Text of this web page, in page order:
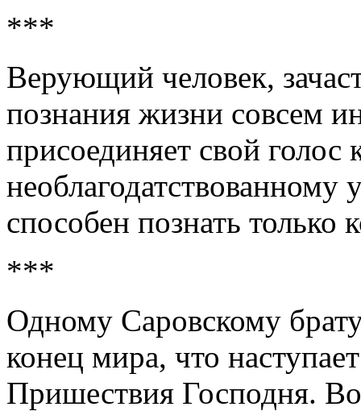
***
Верующий человек,
познания жизни совсем
присоединяет свой
способен познать только
***
Одному Саровскому
конец мира, что
Пришествия Господня.